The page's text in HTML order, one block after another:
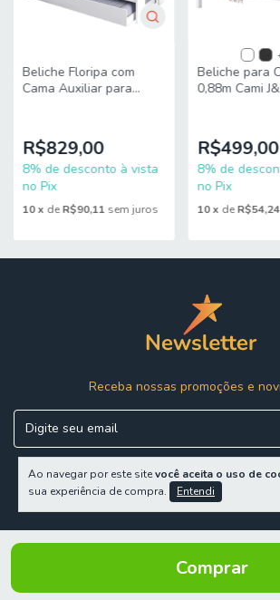
Ao navegar por este sitevocê aceita o uso de
sua experiência de compra.
Entendi
Beliche Floripa com
Cama Auxiliar para
R$829,00
8% de desconto à vista
no Pix
10x deR$90,11sem juros
Beliche para
0,88m Cami
R$499,00
8% de
no Pix
10 x deR$54,24
Receba nossas promoções e